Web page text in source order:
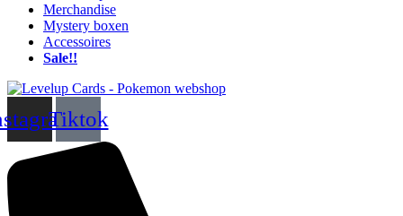
Merchandise
Mystery boxen
Accessoires
Sale!!
Tiktok